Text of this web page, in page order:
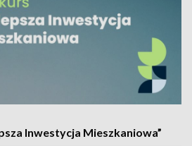
Inwestycja Mieszkaniowa”